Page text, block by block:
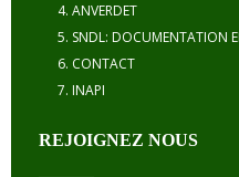
ANVERDET
SNDL: DOCUMENTATION
CONTACT
INAPI
REJOIGNEZ NOUS